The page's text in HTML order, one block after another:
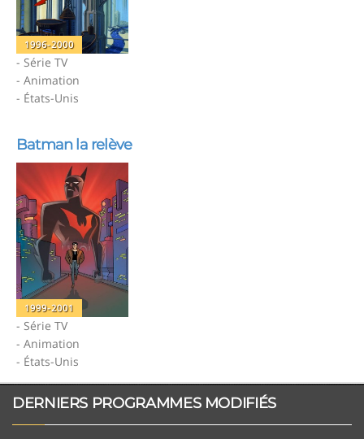
1996-2000
- Série TV
- Animation
- États-Unis
Batman la relève
1999-2001
- Série TV
- Animation
- États-Unis
DERNIERS PROGRAMMES MODIFIÉS